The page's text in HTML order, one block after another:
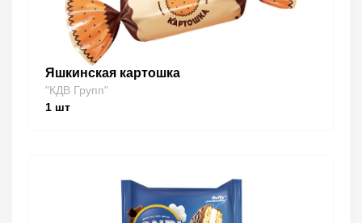
Яшкинская картошка
"КДВ Групп"
1 шт